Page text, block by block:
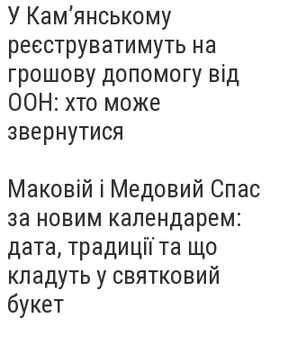
У Кам’янському
реєструватимуть на
грошову допомогу від
ООН: хто може
звернутися
Маковій і Медовий Спас
за новим календарем:
дата, традиції та що
кладуть у святковий
букет